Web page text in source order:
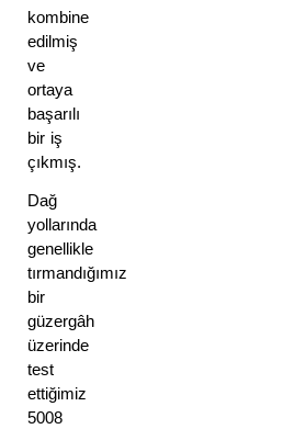
kombine
edilmiş
ve
ortaya
başarılı
bir iş
Dağ
yollarında
genellikle
tırmandığımız
bir
güzergâh
üzerinde
test
ettiğimiz
5008